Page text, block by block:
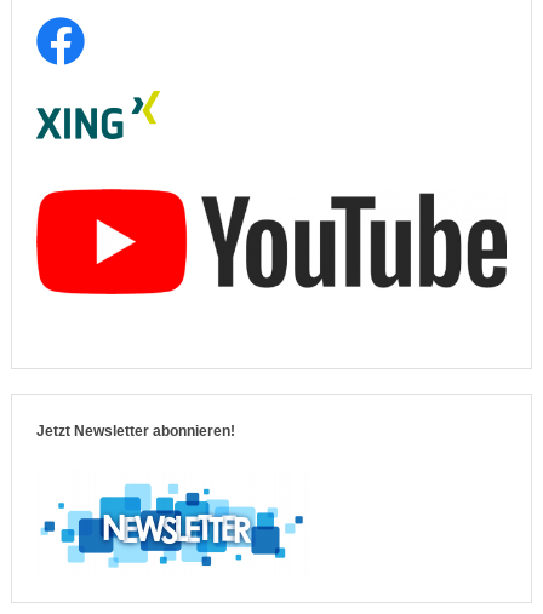
Jetzt Newsletter abonnieren!